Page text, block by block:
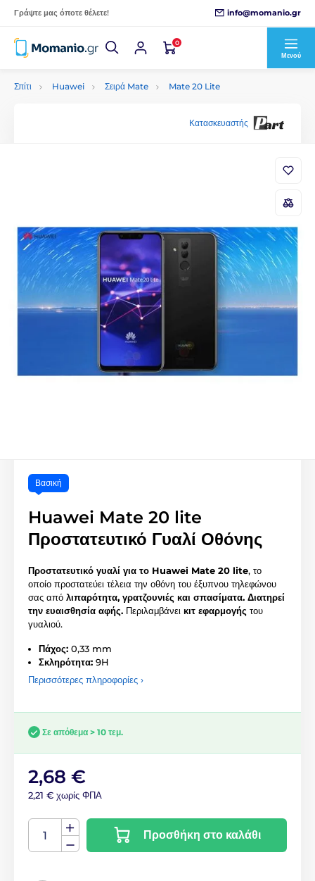
Γράψτε μας όποτε θέλετε! info@momanio.gr
0
Μενού
Σπίτι Huawei Σειρά Mate Mate 20 Lite
Κατασκευαστής
Βασική
Huawei Mate 20 lite
Προστατευτικό Γυαλί Οθόνης
Προστατευτικό γυαλί για το Huawei Mate 20 lite, το
οποίο προστατεύει τέλεια την οθόνη του έξυπνου τηλεφώνου
σας από λιπαρότητα, γρατζουνιές και σπασίματα. Διατηρεί
την ευαισθησία αφής. Περιλαμβάνει κιτ εφαρμογής του
γυαλιού.
Πάχος: 0,33 mm
Σκληρότητα: 9H
Περισσότερες πληροφορίες ›
Σε απόθεμα > 10 τεμ.
2,68 €
2,21 € χωρίς ΦΠΑ
Προσθήκη στο καλάθι